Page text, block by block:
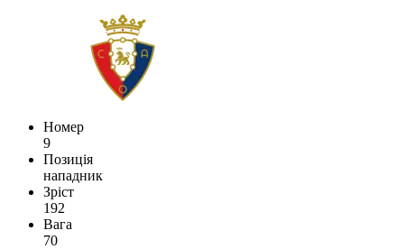
Номер
9
Позиція
нападник
Зріст
192
Вага
70